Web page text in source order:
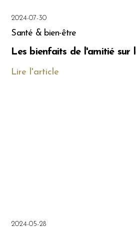
2024-07-30
Santé & bien-être
Les bienfaits de l'amitié sur
Lire l'article
2024-05-28